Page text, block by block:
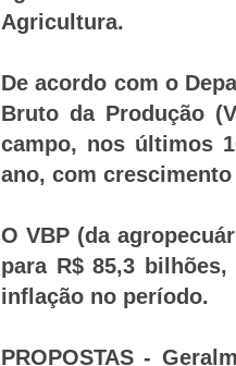
Agricultura.
De acordo com o
Bruto da Produção
campo, nos últimos
ano, com crescimento
O VBP (da
para R$ 85,3
inflação no período.
PROPOSTAS -